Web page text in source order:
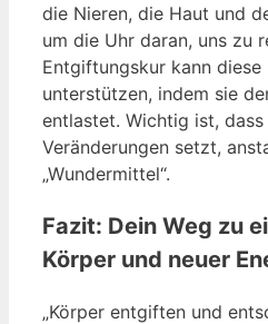
die Nieren, die Haut und
um die Uhr daran, uns zu
Entgiftungskur kann diese
unterstützen, indem sie
entlastet. Wichtig ist,
Veränderungen setzt,
„Wundermittel“.
Fazit: Dein Weg zu
Körper und neuer
„Körper entgiften und